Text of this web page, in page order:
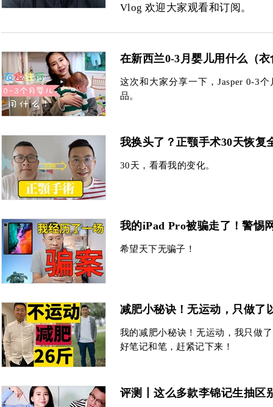
Vlog 欢迎大家观看和订阅。
在新西兰0-3月婴儿用什么（
这次和大家分享一下，Jasper 0-3
品。
我换头了？正颚手术30天恢复
30天，看看我的变化。
我的iPad Pro被骗走了！警惕
希望天下无骗子！
减肥小秘诀！无运动，只做了
我的减肥小秘诀！无运动，我只做
好笔记和笔，赶紧记下来！
评测丨这么多款李锦记生抽区